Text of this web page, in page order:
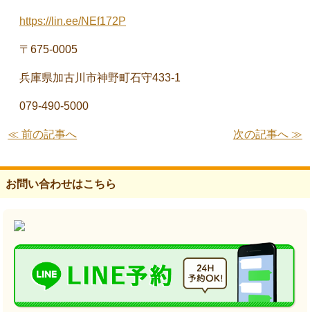
https://lin.ee/NEf172P
〒675-0005
兵庫県加古川市神野町石守433-1
079-490-5000
≪ 前の記事へ 次の記事へ ≫
お問い合わせはこちら